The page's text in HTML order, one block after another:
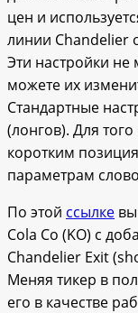
цен и
линии Chandelier
Эти настройки
можете их
Стандартные
(лонгов). Для
коротким
параметрам
По этой ссылке
Cola Co (KO) с
Chandelier Exit
Меняя тикер в
его в качестве